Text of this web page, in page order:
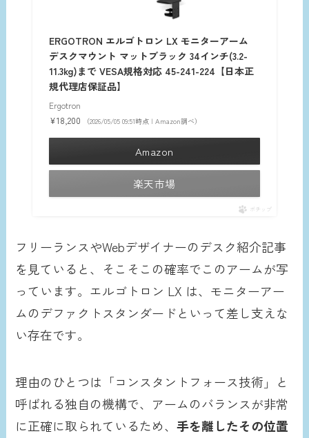
ERGOTRON エルゴトロン LX モニターアーム
デスクマウント マットブラック 34インチ(3.2-
11.3kg)まで VESA規格対応 45-241-224【日本正
規代理店保証品】
Ergotron
¥18,200
（2026/05/05 09:51時点 | Amazon調べ）
Amazon
楽天市場
ポチップ
フリーランスやWebデザイナーのデスク紹介記事
を見ていると、そこそこの確率でこのアームが写
っています。エルゴトロン LX は、モニターアー
ムのデファクトスタンダードといって差し支えな
い存在です。
理由のひとつは「コンスタントフォース技術」と
呼ばれる独自の機構で、アームのバランスが非常
に正確に取られているため、手を離したその位置